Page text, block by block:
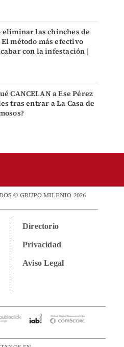
eliminar las chinches de
El método más efectivo
con la infestación |
CANCELAN a Ese Pérez
tras entrar a La Casa de
© GRUPO MILENIO 2026
Directorio
Privacidad
Aviso Legal